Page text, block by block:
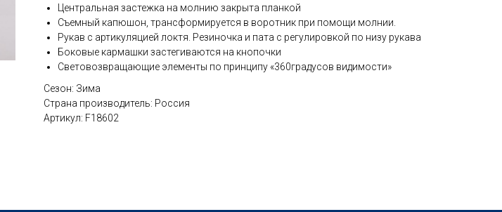
Центральная застежка на молнию закрыта планкой
Съемный капюшон, трансформируется в воротник при помощи молнии.
Рукав с артикуляцией локтя. Резиночка и пата с регулировкой по низу рукава
Боковые кармашки застегиваются на кнопочки
Световозвращающие элементы по принципу «360градусов видимости»
Сезон: Зима
Страна производитель: Россия
Артикул: F18602